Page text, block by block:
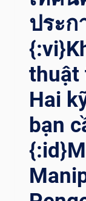
I M
า
รี
ล
ประ
thuật
Hai
bạn